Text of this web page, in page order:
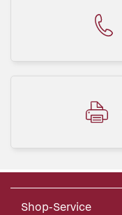
Shop-Service